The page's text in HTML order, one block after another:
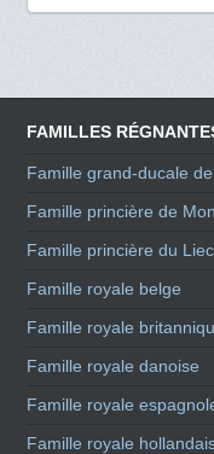
FAMILLES
Famille grand-ducale
Famille princière de
Famille princière du
Famille royale belge
Famille royale
Famille royale danoise
Famille royale
Famille royale